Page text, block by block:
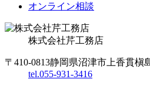
オンライン相談
株式会社芹工務店
〒410-0813静岡県沼津市上香貫槇
tel.055-931-3416